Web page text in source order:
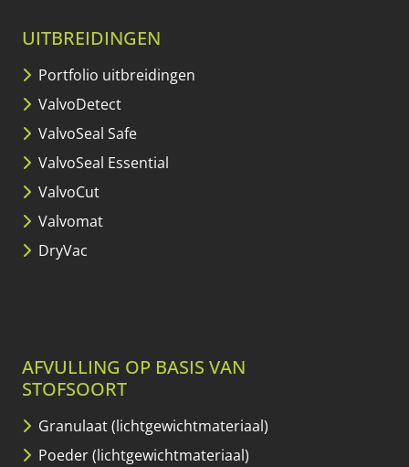
UITBREIDINGEN
Portfolio uitbreidingen
ValvoDetect
ValvoSeal Safe
ValvoSeal Essential
ValvoCut
Valvomat
DryVac
AFVULLING OP BASIS VAN
STOFSOORT
Granulaat (lichtgewicht­materiaal)
Poeder (lichtgewicht­materiaal)